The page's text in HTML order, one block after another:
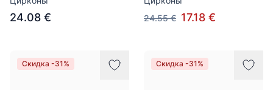
24.08 €
24.55 € 17.18 €
Скидка -31% Скидка -31%